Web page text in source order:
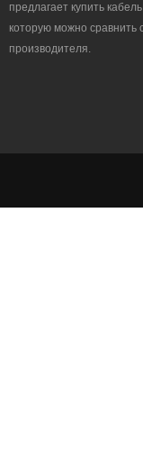
предлагает купить
которую можно сравнить
производителя.